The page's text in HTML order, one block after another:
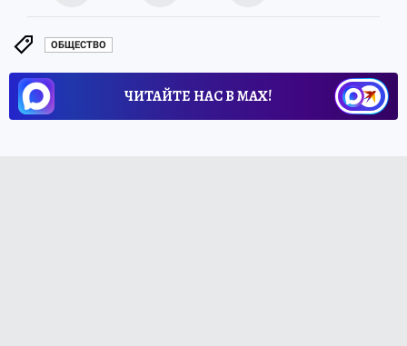
ОБЩЕСТВО
ЧИТАЙТЕ НАС В МАХ!